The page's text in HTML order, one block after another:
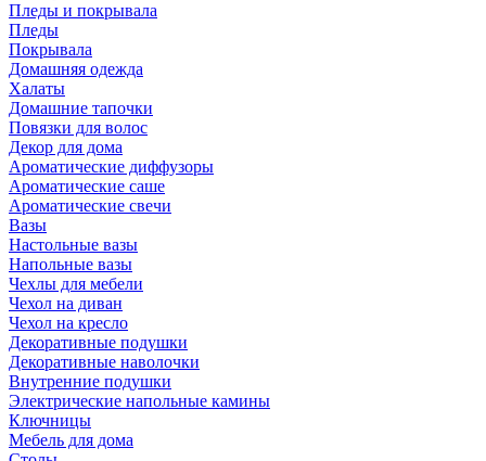
Пледы и покрывала
Пледы
Покрывала
Домашняя одежда
Халаты
Домашние тапочки
Повязки для волос
Декор для дома
Ароматические диффузоры
Ароматические саше
Ароматические свечи
Вазы
Настольные вазы
Напольные вазы
Чехлы для мебели
Чехол на диван
Чехол на кресло
Декоративные подушки
Декоративные наволочки
Внутренние подушки
Электрические напольные камины
Ключницы
Мебель для дома